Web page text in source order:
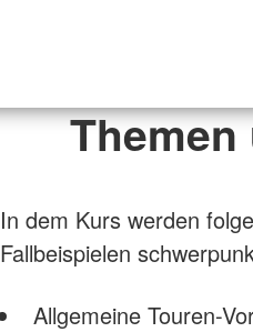
In dem Kurs werden
Fallbeispielen
Allgemeine Touren-